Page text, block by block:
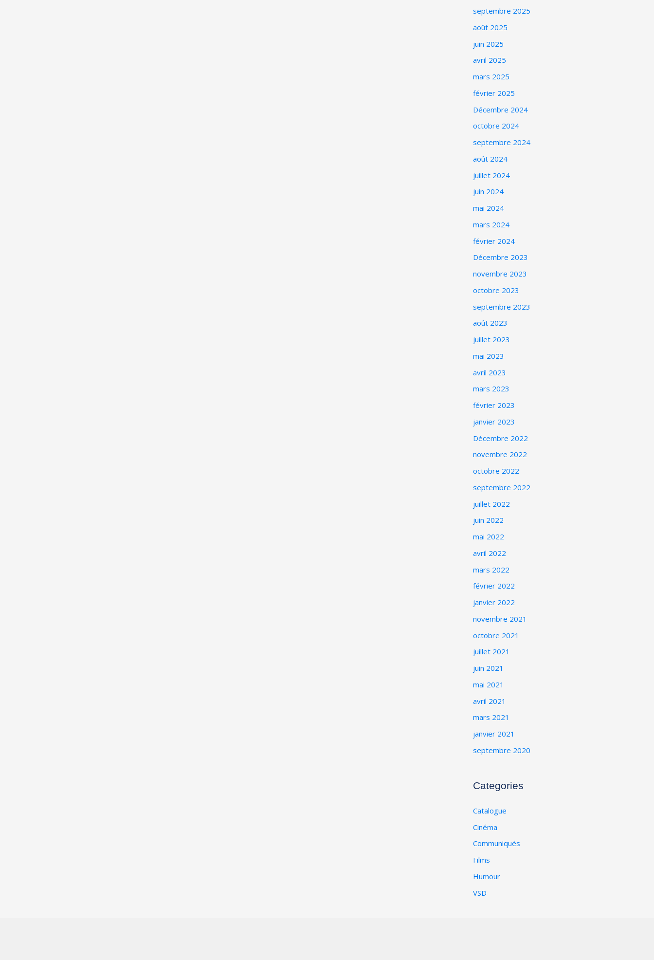
septembre 2025
août 2025
juin 2025
avril 2025
mars 2025
février 2025
Décembre 2024
octobre 2024
septembre 2024
août 2024
juillet 2024
juin 2024
mai 2024
mars 2024
février 2024
Décembre 2023
novembre 2023
octobre 2023
septembre 2023
août 2023
juillet 2023
mai 2023
avril 2023
mars 2023
février 2023
janvier 2023
Décembre 2022
novembre 2022
octobre 2022
septembre 2022
juillet 2022
juin 2022
mai 2022
avril 2022
mars 2022
février 2022
janvier 2022
novembre 2021
octobre 2021
juillet 2021
juin 2021
mai 2021
avril 2021
mars 2021
janvier 2021
septembre 2020
Categories
Catalogue
Cinéma
Communiqués
Films
Humour
VSD